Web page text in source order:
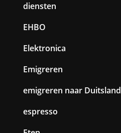
diensten
EHBO
Elektronica
Emigreren
emigreren naar Duitsland
espresso